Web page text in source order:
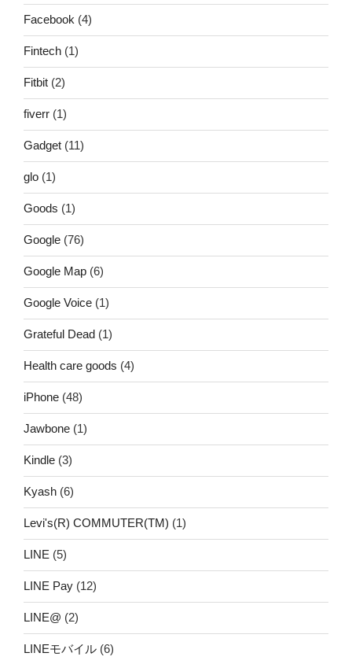
Facebook (4)
Fintech (1)
Fitbit (2)
fiverr (1)
Gadget (11)
glo (1)
Goods (1)
Google (76)
Google Map (6)
Google Voice (1)
Grateful Dead (1)
Health care goods (4)
iPhone (48)
Jawbone (1)
Kindle (3)
Kyash (6)
Levi's(R) COMMUTER(TM) (1)
LINE (5)
LINE Pay (12)
LINE@ (2)
LINEモバイル (6)